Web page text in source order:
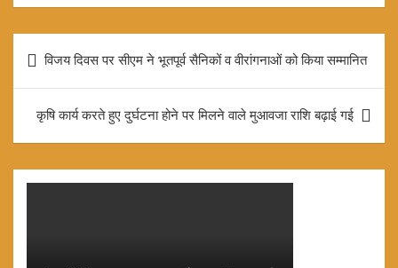
ce
o
o
k
at
A
p
p
ar
Post
navigation
विजय दिवस पर सीएम ने भूतपूर्व सैनिकों व वीरांगनाओं को किया सम्मानित
कृषि कार्य करते हुए दुर्घटना होने पर मिलने वाले मुआवजा राशि बढ़ाई गई